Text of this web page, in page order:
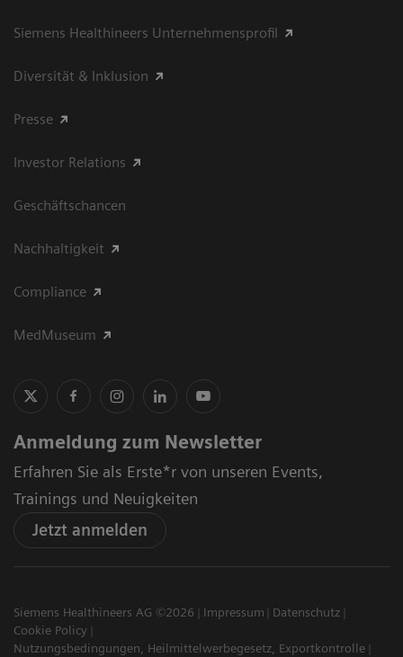
Siemens Healthineers Unternehmensprofil
Diversität & Inklusion
Presse
Investor Relations
Geschäftschancen
Nachhaltigkeit
Compliance
MedMuseum
Anmeldung zum Newsletter
Erfahren Sie als Erste*r von unseren Events,
Trainings und Neuigkeiten
Jetzt anmelden
Siemens Healthineers AG ©2026 Impressum
Datenschutz
Cookie Policy
Nutzungsbedingungen, Heilmittelwerbegesetz, Exportkontrolle